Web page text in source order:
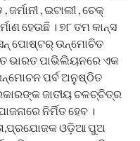
, ଇଟାଲୀ , ଚେକ୍
ହେଉଛି । ୭୮ ତମ କାନ୍ସ
ପୋଷ୍ଟର୍ ଉନ୍ମୋଚିତ
ଭାରତ ପାଭିଲିୟନରେ ଏକ
ପର୍ବ ଅନୁଷ୍ଠିତ
ଜାତୀୟ ଚଳଚ୍ଚିତ୍ର
ନିର୍ମିତ ହେବ ।
ଓଡ଼ିଆ ପୁଅ